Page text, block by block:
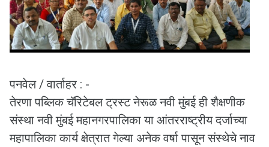
पनवेल / वार्ताहर : -
तेरणा पब्लिक चॅरिटेबल ट्रस्ट नेरूळ नवी मुंबई ही शैक्षणीक
संस्था नवी मुंबई महानगरपालिका या आंतरराष्ट्रीय दर्जाच्या
महापालिका कार्य क्षेत्रात गेल्या अनेक वर्षा पासून संस्थेचे नाव